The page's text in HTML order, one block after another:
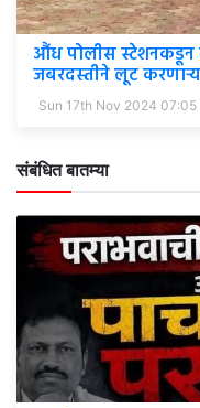
औंध पोलीस स्टेशनकडून
जबरदस्तीने लूट
Sun 17th Nov 2024 07:05
संबंधित बातम्या